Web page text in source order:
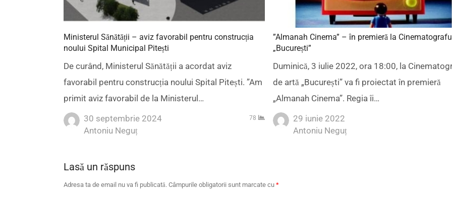
Ministerul Sănătății – aviz favorabil pentru construcția
noului Spital Municipal Pitești
De curând, Ministerul Sănătății a acordat aviz
favorabil pentru construcția noului Spital Pitești. ”Am
primit aviz favorabil de la Ministerul…
30 septembrie 2024
Author
Antoniu Neguț
78
”Almanah Cinema” – în premieră la
„București”
Duminică, 3 iulie 2022, ora 18:00, la
de artă „București” va fi proiectat în premieră
„Almanah Cinema”. Regia îi…
29 iunie 2022
Author
Antoniu Neguț
Lasă un răspuns
Adresa ta de email nu va fi publicată. Câmpurile obligatorii sunt marcate cu *